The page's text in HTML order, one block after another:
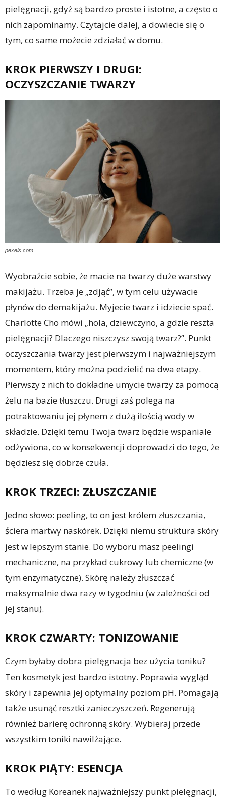
pielęgnacji, gdyż są bardzo proste i istotne, a często o
nich zapominamy. Czytajcie dalej, a dowiecie się o
tym, co same możecie zdziałać w domu.
KROK PIERWSZY I DRUGI:
OCZYSZCZANIE TWARZY
pexels.com
Wyobraźcie sobie, że macie na twarzy duże warstwy
makijażu. Trzeba je „zdjąć”, w tym celu używacie
płynów do demakijażu. Myjecie twarz i idziecie spać.
Charlotte Cho mówi „hola, dziewczyno, a gdzie reszta
pielęgnacji? Dlaczego niszczysz swoją twarz?”. Punkt
oczyszczania twarzy jest pierwszym i najważniejszym
momentem, który można podzielić na dwa etapy.
Pierwszy z nich to dokładne umycie twarzy za pomocą
żelu na bazie tłuszczu. Drugi zaś polega na
potraktowaniu jej płynem z dużą ilością wody w
składzie. Dzięki temu Twoja twarz będzie wspaniale
odżywiona, co w konsekwencji doprowadzi do tego, że
będziesz się dobrze czuła.
KROK TRZECI: ZŁUSZCZANIE
Jedno słowo: peeling, to on jest królem złuszczania,
ściera martwy naskórek. Dzięki niemu struktura skóry
jest w lepszym stanie. Do wyboru masz peelingi
mechaniczne, na przykład cukrowy lub chemiczne (w
tym enzymatyczne). Skórę należy złuszczać
maksymalnie dwa razy w tygodniu (w zależności od
jej stanu).
KROK CZWARTY: TONIZOWANIE
Czym byłaby dobra pielęgnacja bez użycia toniku?
Ten kosmetyk jest bardzo istotny. Poprawia wygląd
skóry i zapewnia jej optymalny poziom pH. Pomagają
także usunąć resztki zanieczyszczeń. Regenerują
również barierę ochronną skóry. Wybieraj przede
wszystkim toniki nawilżające.
KROK PIĄTY: ESENCJA
To według Koreanek najważniejszy punkt pielęgnacji,